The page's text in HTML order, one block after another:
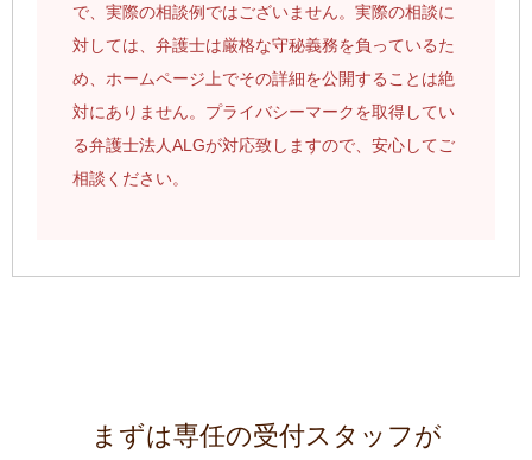
で、実際の相談例ではございません。実際の相談に
対しては、弁護士は厳格な守秘義務を負っているた
め、ホームページ上でその詳細を公開することは絶
対にありません。プライバシーマークを取得してい
る弁護士法人ALGが対応致しますので、安心してご
相談ください。
まずは専任の受付スタッフが